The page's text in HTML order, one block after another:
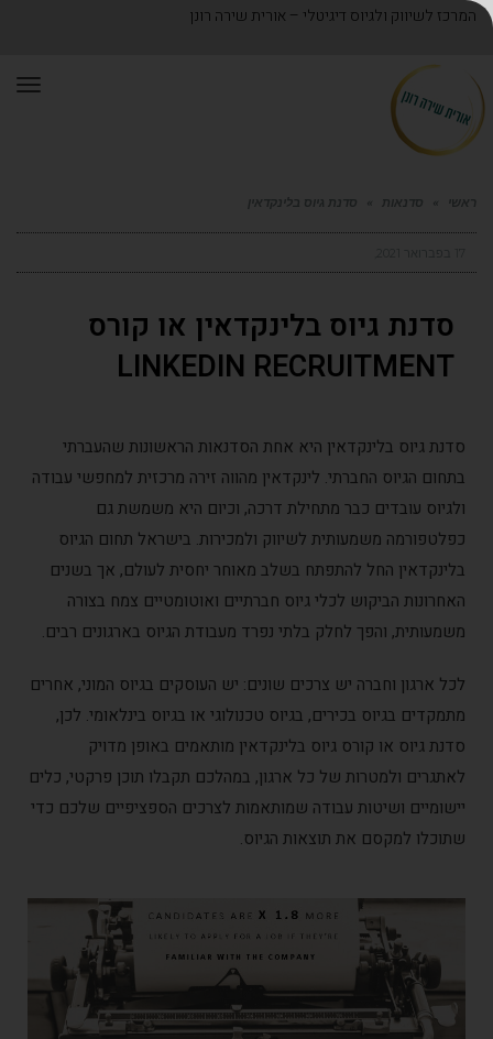
לשיווק ולגיוס דיגיטלי – אורית שירה רונן
תפריט
» סדנאות » סדנת גיוס בלינקדאין
גיוס בלינקדאין או קורס
LINKEDIN
גיוס בלינקדאין היא אחת הסדנאות הראשונות שהעברתי
הגיוס החברתי. לינקדאין מהווה זירה מרכזית למחפשי עבודה
עובדים כבר מתחילת דרכה, וכיום היא משמשת גם
משמעותית לשיווק ולמכירות. בישראל תחום הגיוס
החל להתפתח בשלב מאוחר יחסית לעולם, אך בשנים
הביקוש לכלי גיוס חברתיים ואוטומטיים צמח בצורה
והפך לחלק בלתי נפרד מעבודת הגיוס בארגונים רבים.
ארגון וחברה יש צרכים שונים: יש העוסקים בגיוס המוני, אחרים
בגיוס בכירים, בגיוס טכנולוגי או בגיוס בינלאומי. לכן,
גיוס או קורס גיוס בלינקדאין מותאמים באופן מדויק
ולמטרות של כל ארגון, במהלכם תקבלו תוכן פרקטי, כלים
ושיטות עבודה שמותאמות לצרכים הספציפיים שלכם כדי
למקסם את תוצאות הגיוס.